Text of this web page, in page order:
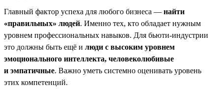
Главный фактор успеха для любого бизнеса — найти
«правильных» людей. Именно тех, кто обладает нужным
уровнем профессиональных навыков. Для бьюти-индустрии
это должны быть ещё и люди с высоким уровнем
эмоционального интеллекта, человеколюбивые
и эмпатичные. Важно уметь системно оценивать уровень
этих компетенций.